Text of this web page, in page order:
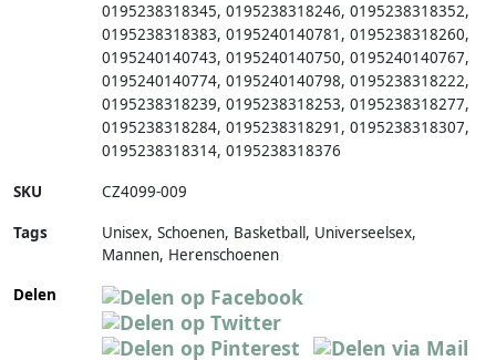
0195238318345, 0195238318246, 0195238318352,
0195238318383, 0195240140781 , 0195238318260,
0195240140743, 0195240140750, 0195240140767,
0195240140774, 0195240140798, 0195238318222,
0195238318239, 0195238318253, 0195238318277,
0195238318284, 0195238318291 , 0195238318307,
0195238318314, 0195238318376
SKU CZ4099-009
Tags
Unisex, Schoenen, Basketball, Universeelsex,
Mannen, Herenschoenen
Delen